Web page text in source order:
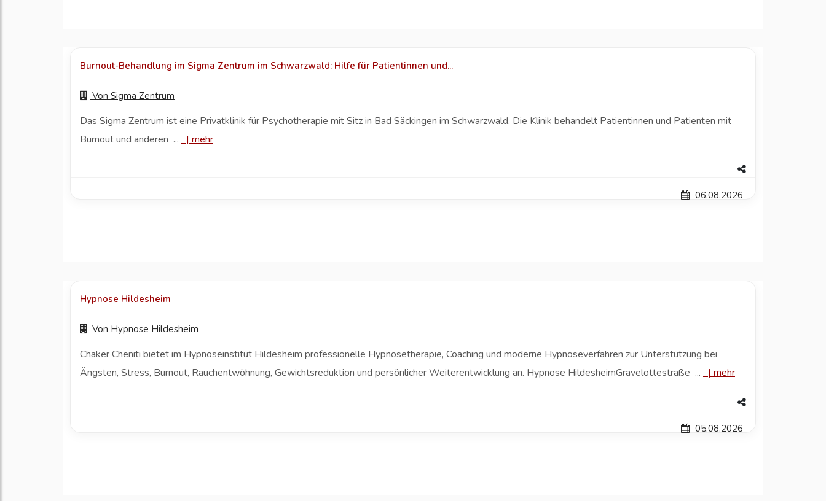
Burnout-Behandlung im Sigma Zentrum im Schwarzwald: Hilfe für Patientinnen und...
Von Sigma Zentrum
Das Sigma Zentrum ist eine Privatklinik für Psychotherapie mit Sitz in Bad Säckingen im Schwarzwald. Die Klinik behandelt Patientinnen und Patienten mit
Burnout und anderen ... |mehr
06.08.2026
Hypnose Hildesheim
Von Hypnose Hildesheim
Chaker Cheniti bietet im Hypnoseinstitut Hildesheim professionelle Hypnosetherapie, Coaching und moderne Hypnoseverfahren zur Unterstützung bei
Ängsten, Stress, Burnout, Rauchentwöhnung, Gewichtsreduktion und persönlicher Weiterentwicklung an. Hypnose HildesheimGravelottestraße ... |mehr
05.08.2026